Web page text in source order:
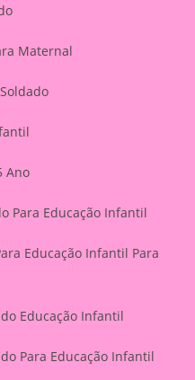
Maternal
Ano
Para Educação Infantil
Educação Infantil Para
Educação Infantil
Para Educação Infantil